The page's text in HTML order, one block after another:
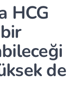
HCG
de